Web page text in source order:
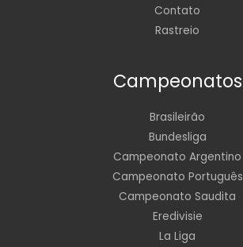
Contato
Rastreio
Campeonatos
Brasileirão
Bundesliga
Campeonato Argentino
Campeonato Português
Campeonato Saudita
Eredivisie
La Liga